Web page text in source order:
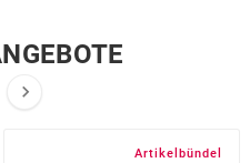

Artikelbündel